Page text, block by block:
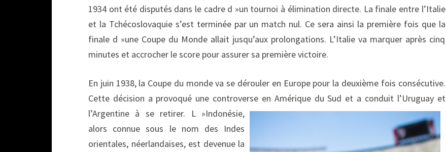
1934 ont été disputés dans le cadre d »un tournoi à élimination directe. La finale entre l’Italie
et la Tchécoslovaquie s’est terminée par un match nul. Ce sera ainsi la première fois que la
finale d »une Coupe du Monde allait jusqu’aux prolongations. L’Italie va marquer après cinq
minutes et accrocher le score pour assurer sa première victoire.
En juin 1938, la Coupe du monde va se dérouler en Europe pour la deuxième fois consécutive.
Cette décision a provoqué une controverse en Amérique du Sud et a conduit l’Uruguay et
l’Argentine à se retirer. L »Indonésie,
alors connue sous le nom des Indes
orientales, néerlandaises, est devenue la